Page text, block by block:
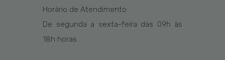
Horário de Atendimento:
De segunda a sexta-feira das 09h às
18h horas